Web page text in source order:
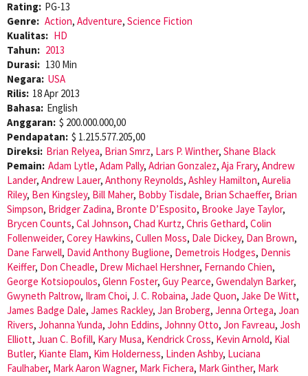
Rating: PG-13
Genre: Action, Adventure, Science Fiction
Kualitas: HD
Tahun: 2013
Durasi: 130 Min
Negara: USA
Rilis: 18 Apr 2013
Bahasa: English
Anggaran: $ 200.000.000,00
Pendapatan: $ 1.215.577.205,00
Direksi: Brian Relyea, Brian Smrz, Lars P. Winther, Shane Black
Pemain: Adam Lytle, Adam Pally, Adrian Gonzalez, Aja Frary, Andrew
Lander, Andrew Lauer, Anthony Reynolds, Ashley Hamilton, Aurelia
Riley, Ben Kingsley, Bill Maher, Bobby Tisdale, Brian Schaeffer, Brian
Simpson, Bridger Zadina, Bronte D’Esposito, Brooke Jaye Taylor,
Brycen Counts, Cal Johnson, Chad Kurtz, Chris Gethard, Colin
Follenweider, Corey Hawkins, Cullen Moss, Dale Dickey, Dan Brown,
Dane Farwell, David Anthony Buglione, Demetrois Hodges, Dennis
Keiffer, Don Cheadle, Drew Michael Hershner, Fernando Chien,
George Kotsiopoulos, Glenn Foster, Guy Pearce, Gwendalyn Barker,
Gwyneth Paltrow, Ilram Choi, J. C. Robaina, Jade Quon, Jake De Witt,
James Badge Dale, James Rackley, Jan Broberg, Jenna Ortega, Joan
Rivers, Johanna Yunda, John Eddins, Johnny Otto, Jon Favreau, Josh
Elliott, Juan C. Bofill, Kary Musa, Kendrick Cross, Kevin Arnold, Kial
Butler, Kiante Elam, Kim Holderness, Linden Ashby, Luciana
Faulhaber, Mark Aaron Wagner, Mark Fichera, Mark Ginther, Mark